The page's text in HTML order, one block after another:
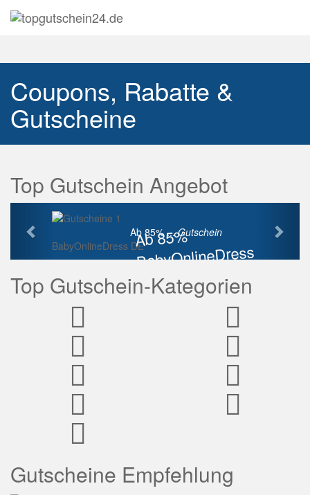
Coupons, Rabatte &
Gutscheine
Top Gutschein Angebot
Ab 85%
BabyOnlineDress
Rabatt
Ab 85% ...Gutschein
BabyOnlineDress DE
Vorherige
Top Gutschein-Kategorien
Gutscheine Empfehlung